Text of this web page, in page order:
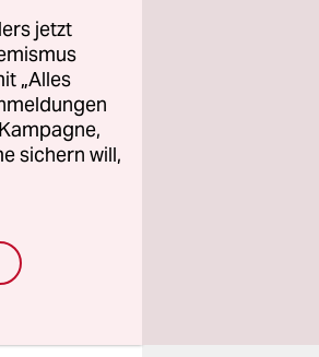
jetzt
„Alles
sichern will,